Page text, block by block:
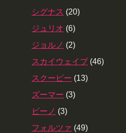
シグナス (20)
ジュリオ (6)
ジョルノ (2)
スカイウェイブ (46)
スクーピー (13)
ズーマー (3)
ビーノ (3)
フォルツァ (49)